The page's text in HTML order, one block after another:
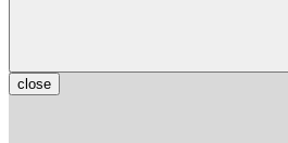
close